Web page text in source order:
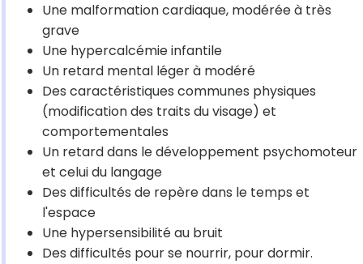
Une malformation cardiaque, modérée à très
grave
Une hypercalcémie infantile
Un retard mental léger à modéré
Des caractéristiques communes physiques
(modification des traits du visage) et
comportementales
Un retard dans le développement psychomoteur
et celui du langage
Des difficultés de repère dans le temps et
l'espace
Une hypersensibilité au bruit
Des difficultés pour se nourrir, pour dormir.